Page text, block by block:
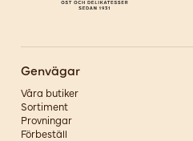
Genvägar
Våra butiker
Sortiment
Provningar
Förbeställ